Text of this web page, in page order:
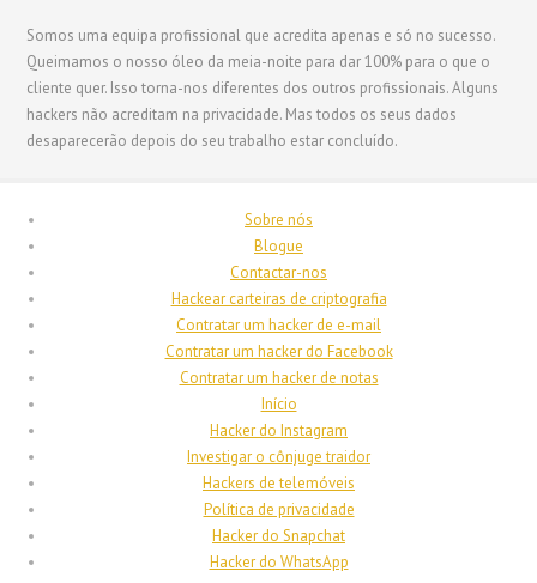
Somos uma equipa profissional que acredita apenas e só no sucesso.
Queimamos o nosso óleo da meia-noite para dar 100% para o que o
cliente quer. Isso torna-nos diferentes dos outros profissionais. Alguns
hackers não acreditam na privacidade. Mas todos os seus dados
desaparecerão depois do seu trabalho estar concluído.
Sobre nós
Blogue
Contactar-nos
Hackear carteiras de criptografia
Contratar um hacker de e-mail
Contratar um hacker do Facebook
Contratar um hacker de notas
Início
Hacker do Instagram
Investigar o cônjuge traidor
Hackers de telemóveis
Política de privacidade
Hacker do Snapchat
Hacker do WhatsAppDeutsch (Österreich)
Deutsch (Schweiz)
Español
فارسی
Suomi
Français
Français du Canada
Français de Belgique
Italiano
日本語
한국어